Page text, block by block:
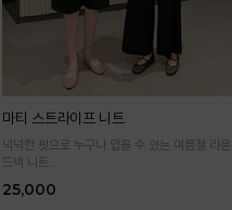
마티 스트라이프 니트
넉넉한 핏으로 누구나 입을 수 있는 여름철 라운
드넥 니트
입어요
25,000